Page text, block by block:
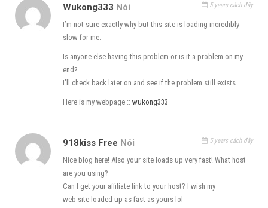
Cài đặt báo thành công là ok
Upgrade thành công nhé lên Veeam backup Replication
11
Wukong333 Nói 5 years cách đây
I’m not sure exactly why but this site is loading incredibly
slow for me.
Is anyone else having this problem or is it a problem on my
end?
I’ll check back later on and see if the problem still exists.
Here is my webpage :: wukong333
918kiss Free Nói 5 years cách đây
Nice blog here! Also your site loads up very fast! What host
are you using?
Can I get your affiliate link to your host? I wish my
web site loaded up as fast as yours lol